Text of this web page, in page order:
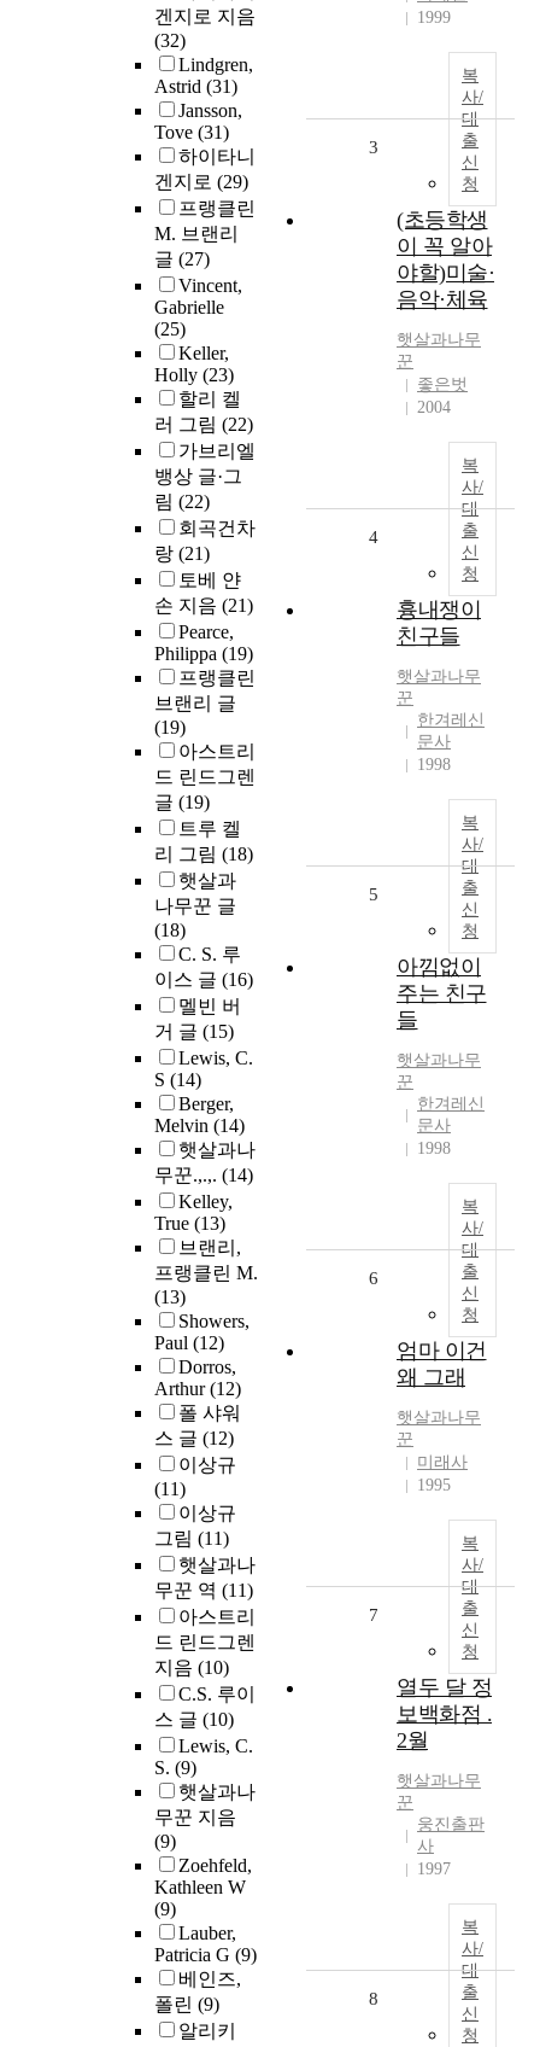
겐지로 지음
(32)
Lindgren,
Astrid (31)
Jansson,
Tove (31)
하이타니
겐지로 (29)
프랭클린
M. 브랜리
글 (27)
Vincent,
Gabrielle
(25)
Keller,
Holly (23)
할리 켈
러 그림 (22)
가브리엘
뱅상 글·그
림 (22)
회곡건차
랑 (21)
토베 얀
손 지음 (21)
Pearce,
Philippa (19)
프랭클린
브랜리 글
(19)
아스트리
드 린드그렌
글 (19)
트루 켈
리 그림 (18)
햇살과
나무꾼 글
(18)
C. S. 루
이스 글 (16)
멜빈 버
거 글 (15)
Lewis, C.
S (14)
Berger,
Melvin (14)
햇살과나
무꾼.,.,. (14)
Kelley,
True (13)
브랜리,
프랭클린 M.
(13)
Showers,
Paul (12)
Dorros,
Arthur(12)
폴 샤워
스 글 (12)
이상규
(11)
이상규
그림 (11)
햇살과나
무꾼 역 (11)
아스트리
드 린드그렌
지음 (10)
C.S. 루이
스 글 (10)
Lewis, C.
S. (9)
햇살과나
무꾼 지음
(9)
Zoehfeld,
Kathleen W
(9)
Lauber,
Patricia G (9)
베인즈,
폴린 (9)
알리키
1999
복
사/
대
출
신
청
3
(초등학생
이 꼭 알아
야할)미술·
음악·체육
햇살과나무
꾼
좋은벗
2004
복
사/
대
출
신
청
4
흉내쟁이
친구들
햇살과나무
꾼
한겨레신
문사
1998
복
사/
대
출
신
청
5
아낌없이
주는 친구
들
햇살과나무
꾼
한겨레신
문사
1998
복
사/
대
출
신
청
6
엄마 이건
왜 그래
햇살과나무
꾼
미래사
1995
복
사/
대
출
신
청
7
열두 달 정
보백화점 .
2월
햇살과나무
꾼
웅진출판
사
1997
복
사/
대
출
신
청
8